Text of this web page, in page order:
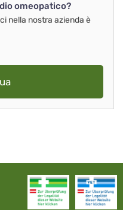
omeopatico?
nella nostra azienda è